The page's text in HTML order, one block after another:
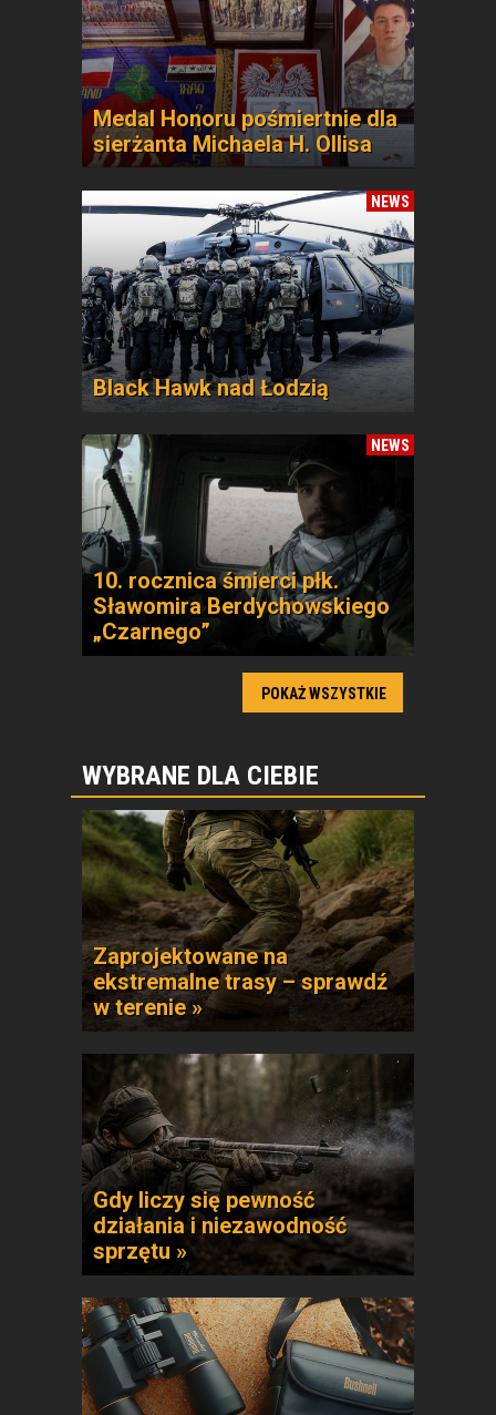
Medal Honoru pośmiertnie dla
sierżanta Michaela H. Ollisa
NEWS
Black Hawk nad Łodzią
NEWS
10. rocznica śmierci płk.
Sławomira Berdychowskiego
„Czarnego”
POKAŻ WSZYSTKIE
WYBRANE DLA CIEBIE
Zaprojektowane na
ekstremalne trasy – sprawdź
w terenie »
Gdy liczy się pewność
działania i niezawodność
sprzętu »